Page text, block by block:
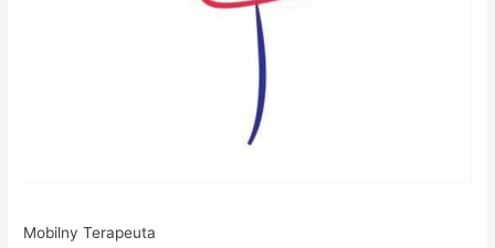
Mobilny Terapeuta